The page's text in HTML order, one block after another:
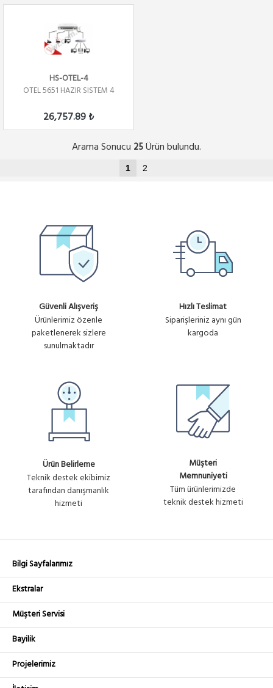
HS-OTEL-4
OTEL 5651 HAZIR SISTEM 4
26,757.89 ₺
Arama Sonucu 25Ürün bulundu.
1 2
Güvenli Alışveriş
Ürünlerimiz özenle
paketlenerek sizlere
sunulmaktadır
Hızlı Teslimat
Siparişleriniz aynı gün
kargoda
Ürün Belirleme
Teknik destek ekibimiz
tarafından danışmanlık
hizmeti
Müşteri
Memnuniyeti
Tüm ürünlerimizde
teknik destek hizmeti
Bilgi Sayfalarımız
Ekstralar
Müşteri Servisi
Bayilik
Projelerimiz